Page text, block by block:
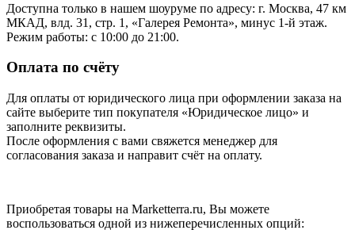
Доступна только в нашем шоуруме по адресу: г. Москва, 47 км
МКАД, влд. 31, стр. 1, «Галерея Ремонта», минус 1‑й этаж.
Режим работы: с 10:00 до 21:00.
Оплата по счёту
Для оплаты от юридического лица при оформлении заказа на
сайте выберите тип покупателя «Юридическое лицо» и
заполните реквизиты.
После оформления с вами свяжется менеджер для
согласования заказа и направит счёт на оплату.
Приобретая товары на Marketterra.ru, Вы можете
воспользоваться одной из нижеперечисленных опций: